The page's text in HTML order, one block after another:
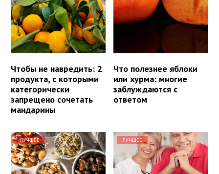
Чтобы не навредить: 2
продукта, с которыми
категорически
запрещено сочетать
мандарины
Что полезнее яблоки
или хурма: многие
заблуждаются с
ответом
ЛУЧШЕЕ ЛУЧШЕЕ